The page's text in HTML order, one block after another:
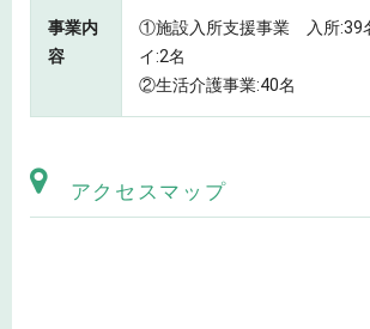
事業内
容
①施設入所支援事業 入所:39
イ:2名
②生活介護事業:40名
アクセスマップ